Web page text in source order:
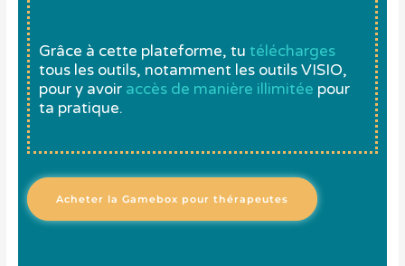
Grâce à cette plateforme, tu télécharges
tous les outils, notamment les outils VISIO,
pour y avoiraccès de manière illimitée pour
ta pratique.
Acheter la Gamebox pour thérapeutes